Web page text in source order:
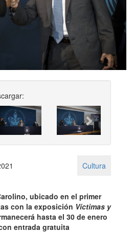
Next
Cultura
ubicado en el primer
con la exposición Víctimas y
hasta el 30 de enero
entrada gratuita